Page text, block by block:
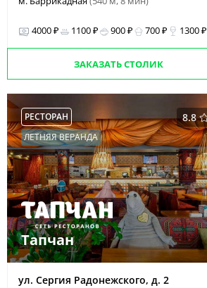
4000 ₽ 1100 ₽ 900 ₽ 700 ₽ 1300 ₽
ЗАКАЗАТЬ СТОЛИК
8.8
РЕСТОРАН
ЛЕТНЯЯ ВЕРАНДА
Тапчан
ул. Сергия Радонежского, д. 2